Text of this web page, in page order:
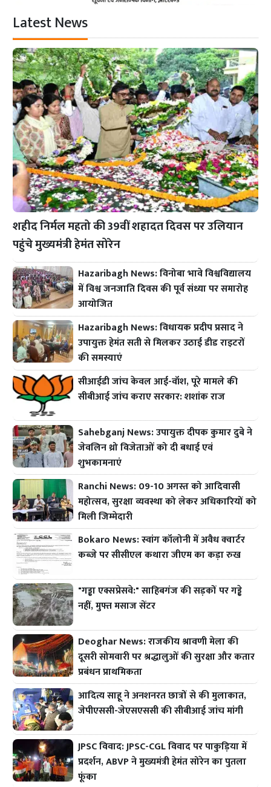
Latest News
शहीद निर्मल महतो की 39वीं शहादत दिवस पर उलियान
पहुंचे मुख्यमंत्री हेमंत सोरेन
Hazaribagh News: विनोबा भावे विश्वविद्यालय
में विश्व जनजाति दिवस की पूर्व संध्या पर समारोह
आयोजित
Hazaribagh News: विधायक प्रदीप प्रसाद ने
उपायुक्त हेमंत सती से मिलकर उठाई डीड राइटरों
की समस्याएं
सीआईडी जांच केवल आई-वॉश, पूरे मामले की
सीबीआई जांच कराए सरकार: शशांक राज
Sahebganj News: उपायुक्त दीपक कुमार दुबे ने
जेवलिन थ्रो विजेताओं को दी बधाई एवं
शुभकामनाएं
Ranchi News: 09-10 अगस्त को आदिवासी
महोत्सव, सुरक्षा व्यवस्था को लेकर अधिकारियों को
मिली जिम्मेदारी
Bokaro News: स्वांग कॉलोनी में अवैध क्वार्टर
कब्जे पर सीसीएल कथारा जीएम का कड़ा रुख
"गड्ढा एक्सप्रेसवे:" साहिबगंज की सड़कों पर गड्ढे
नहीं, मुफ्त मसाज सेंटर
Deoghar News: राजकीय श्रावणी मेला की
दूसरी सोमवारी पर श्रद्धालुओं की सुरक्षा और कतार
प्रबंधन प्राथमिकता
आदित्य साहू ने अनशनरत छात्रों से की मुलाकात,
जेपीएससी-जेएसएससी की सीबीआई जांच मांगी
JPSC विवाद: JPSC-CGL विवाद पर पाकुड़िया में
प्रदर्शन, ABVP ने मुख्यमंत्री हेमंत सोरेन का पुतला
फूंका